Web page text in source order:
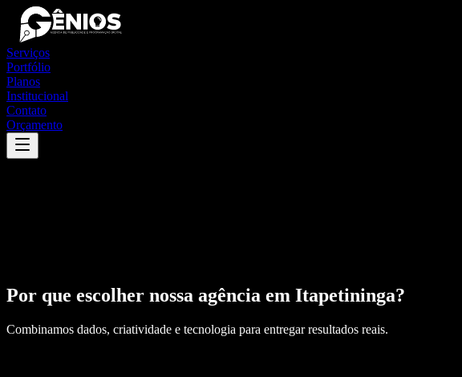
Serviços
Portfólio
Planos
Institucional
Contato
Orçamento
Por que escolher nossa agência em Itapetininga?
Combinamos dados, criatividade e tecnologia para entregar resultados reais.